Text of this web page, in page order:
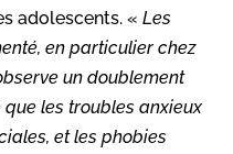
adolescents. « Les
en particulier chez
un doublement
les troubles anxieux
et les phobies